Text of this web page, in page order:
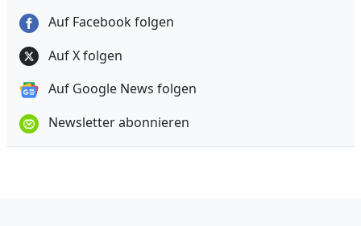
Auf Facebook folgen
Auf X folgen
Auf Google News folgen
Newsletter abonnieren